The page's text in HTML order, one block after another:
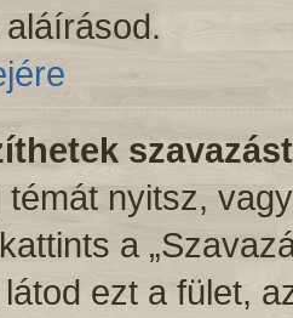
nyitsz,
a
ezt a fület,